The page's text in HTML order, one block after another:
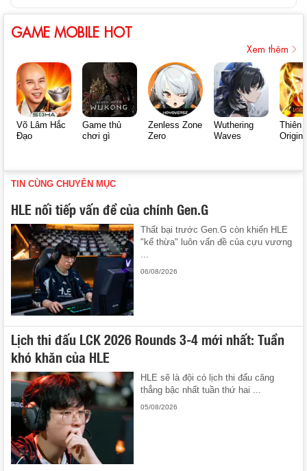
GAME MOBILE HOT
Xem thêm
Võ Lâm Hắc
Đạo
Game thủ
chơi gì
Zenless Zone
Zero
Wuthering
Waves
Thiên
Origin
TIN CÙNG CHUYÊN MỤC
HLE nối tiếp vấn đề của chính Gen.G
Thất bại trước Gen.G còn khiến HLE
"kế thừa" luôn vấn đề của cựu vương
...
06/08/2026
Lịch thi đấu LCK 2026 Rounds 3-4 mới nhất: Tuần
khó khăn của HLE
HLE sẽ là đội có lịch thi đấu căng
thẳng bậc nhất tuần thứ hai ...
05/08/2026